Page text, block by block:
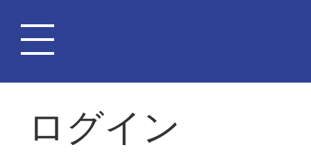
ログイン